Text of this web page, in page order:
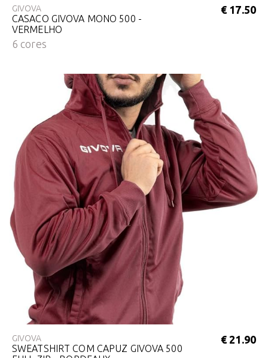
GIVOVA
CASACO GIVOVA MONO 500 -
VERMELHO
6 cores
€ 17.50
GIVOVA
SWEATSHIRT COM CAPUZ GIVOVA 500
€ 21.90